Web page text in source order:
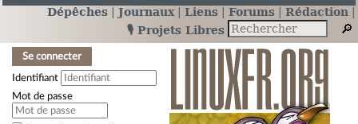
Dépêches Journaux Liens Forums
Rédaction
🎙️ Projets Libres
Se connecter
Identifiant
Mot de passe